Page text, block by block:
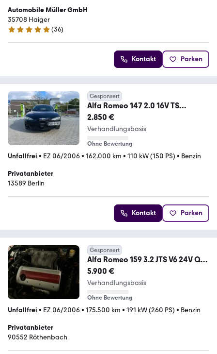
Automobile Müller GmbH
35708 Haiger
5 Sterne
(36)
Kontakt Parken
Gesponsert
Alfa Romeo 147 2.0 16V TS
Selespeed Distinctive Distinctive
2.850 €
Verhandlungsbasis
Ohne Bewertung
Unfallfrei • EZ 06/2006• 162.000 km • 110 kW (150 PS) • Benzin
Privatanbieter
13589 Berlin
Kontakt Parken
Gesponsert
Alfa Romeo 159 3.2 JTS V6 24V Q4
Elegante Elegante
5.900 €
Verhandlungsbasis
Ohne Bewertung
Unfallfrei • EZ 06/2006• 175.500 km • 191 kW (260 PS) • Benzin
Privatanbieter
90552 Röthenbach